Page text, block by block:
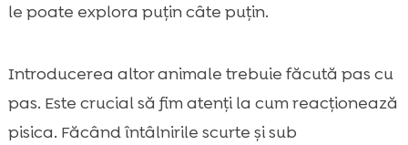
le poate explora puțin câte puțin.
Introducerea altor animale trebuie făcută pas cu
pas. Este crucial să fim atenți la cum reacționează
pisica. Făcând întâlnirile scurte și sub